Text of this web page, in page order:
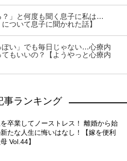
？」と何度も聞く息子に私は…
ついて息子に聞かれた話】
い」でも毎日じゃない…心療内
もいいの？【ようやっと心療内
事ランキング
卒業してノーストレス！ 離婚から始
たな人生に悔いはなし！【嫁を便利
Vol.44】